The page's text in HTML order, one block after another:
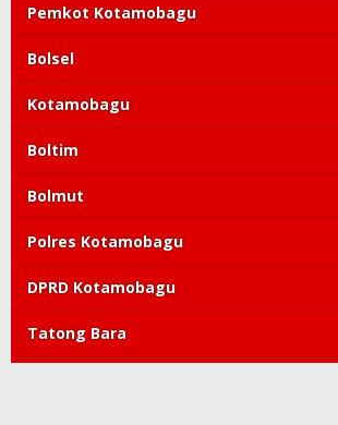
Pemkot Kotamobagu
Bolsel
Kotamobagu
Boltim
Bolmut
Polres Kotamobagu
DPRD Kotamobagu
Tatong Bara